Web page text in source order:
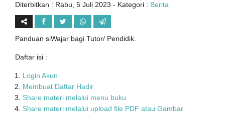
Diterbitkan : Rabu, 5 Juli 2023 - Kategori : Berita
Panduan siWajar bagi Tutor/ Pendidik.
Daftar isi :
Login Akun
Membuat Daftar Hadir
Share materi melalui menu buku
Share materi melalui upload file PDF atau Gambar